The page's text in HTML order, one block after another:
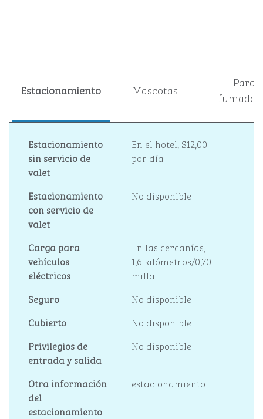
Estacionamiento Mascotas
Para
Estacionamiento
sin servicio de
valet
En el hotel, $12,00
por día
Estacionamiento
con servicio de
valet
No disponible
Carga para
vehículos
eléctricos
En las cercanías,
1,6 kilómetros/0,70
milla
Seguro
No disponible
Cubierto
No disponible
Privilegios de
entrada y salida
No disponible
Otra información
del
estacionamiento
estacionamiento